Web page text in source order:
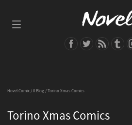
Novel Comix/Il Blog / Torino Xmas Comics
Torino Xmas Comics